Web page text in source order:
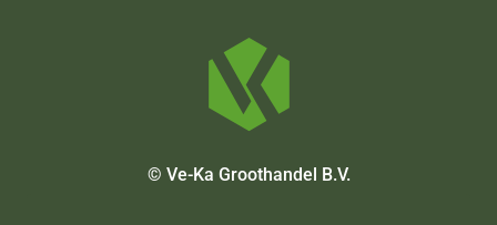
© Ve-Ka Groothandel B.V.